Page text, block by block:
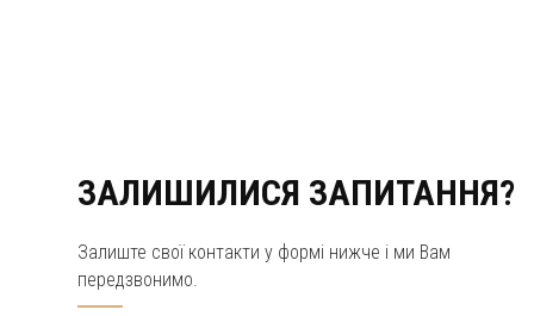
ЗАЛИШИЛИСЯ ЗАПИТАННЯ?
Залиште свої контакти у формі нижче і ми Вам
передзвонимо.